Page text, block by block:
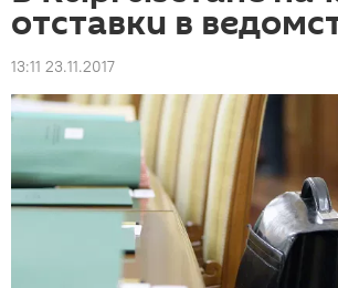
отставки в
13:11 23.11.2017